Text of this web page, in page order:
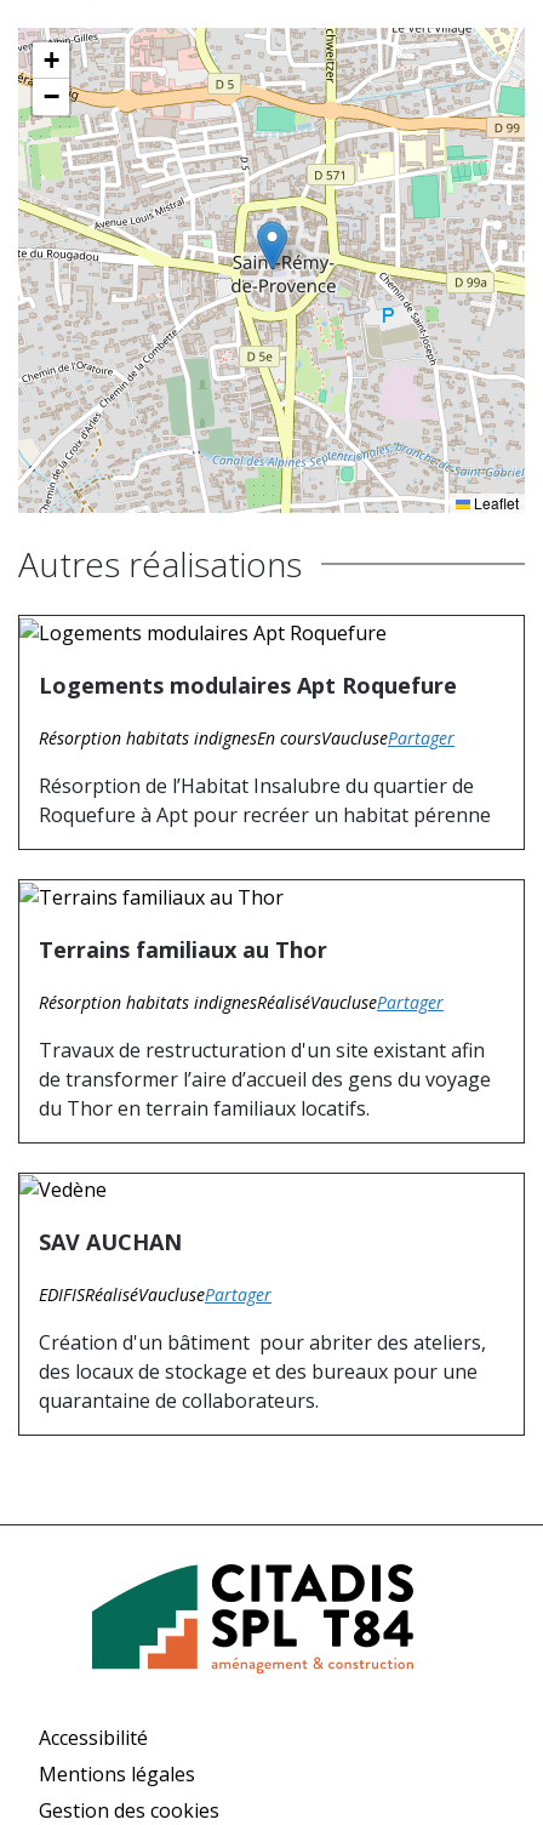
+
−
Leaflet
Autres réalisations
Logements modulaires Apt Roquefure
Résorption habitats indignesEn coursVauclusePartager
Résorption de l’Habitat Insalubre du quartier de
Roquefure à Apt pour recréer un habitat pérenne
Terrains familiaux au Thor
Résorption habitats indignesRéaliséVauclusePartager
Travaux de restructuration d'un site existant afin
de transformer l’aire d’accueil des gens du voyage
du Thor en terrain familiaux locatifs.
SAV AUCHAN
EDIFISRéaliséVauclusePartager
Création d'un bâtiment pour abriter des ateliers,
des locaux de stockage et des bureaux pour une
quarantaine de collaborateurs.
Accessibilité
Mentions légales
Gestion des cookies